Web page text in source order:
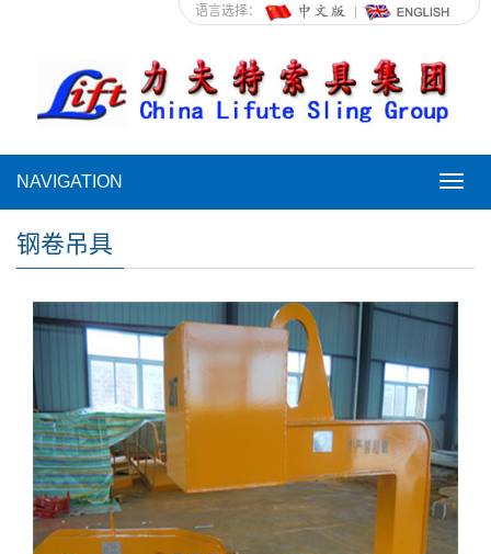
语言选择：
NAVIGATION
钢卷吊具